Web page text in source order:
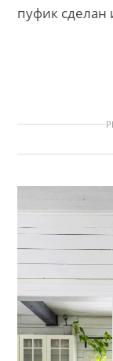
пуфик сделан